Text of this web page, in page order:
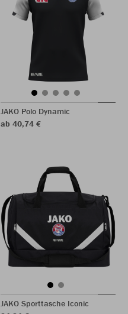
JAKO Polo Dynamic
ab 40,74 €
JAKO Sporttasche Iconic